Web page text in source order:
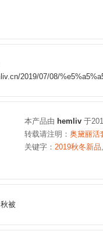
2019/07/08/
本产品由 hemliv 于
转载请注明： 奥黛丽活
关键字： 2019秋冬新品
被